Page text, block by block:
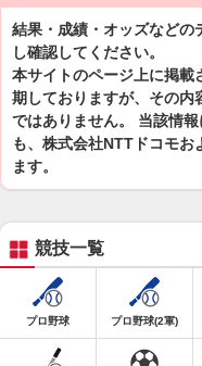
結果・成績・オッズなどの
し確認してください。
本サイトのページ上に掲載
期しておりますが、その内
ではありません。 当該情
も、株式会社NTTドコモ
ます。
競技一覧
プロ野球 プロ野球(2軍)